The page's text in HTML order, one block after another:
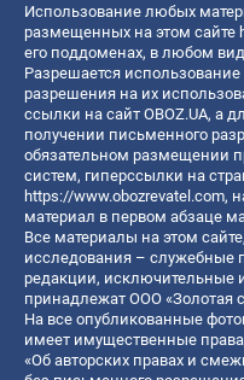
Использование любых
размещенных на этом сайте
его поддоменах, в любом
Разрешается
разрешения на их
ссылки на сайт OBOZ.UA, а
получении письменного
обязательном размещении
систем, гиперссылки на
https://www.obozrevatel.com,
материал в первом абзаце
Все материалы на этом
исследования – служебные
редакции, исключительные
принадлежат ООО «Золотая
На все опубликованные
имеет имущественные
«Об авторских правах и